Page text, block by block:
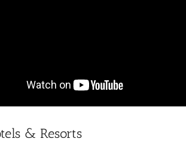
& Resorts